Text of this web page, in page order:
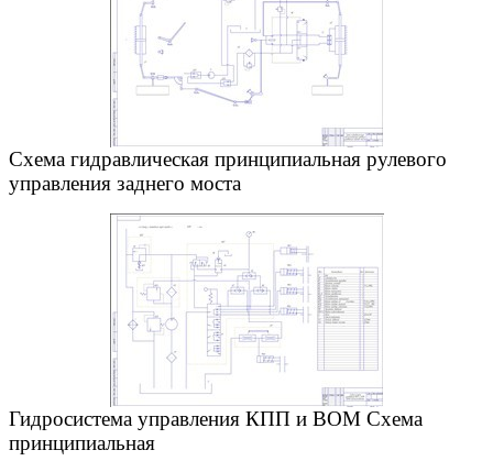
Схема гидравлическая принципиальная рулевого
управления заднего моста
Гидpосистема упpавления КПП и ВОМ Схема
пpинципиальная